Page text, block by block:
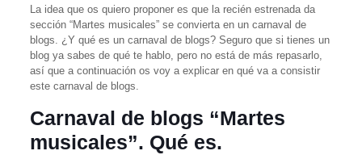
La idea que os quiero proponer es que la recién estrenada da
sección “Martes musicales” se convierta en un carnaval de
blogs. ¿Y qué es un carnaval de blogs? Seguro que si tienes un
blog ya sabes de qué te hablo, pero no está de más repasarlo,
así que a continuación os voy a explicar en qué va a consistir
este carnaval de blogs.
Carnaval de blogs “Martes
musicales”. Qué es.